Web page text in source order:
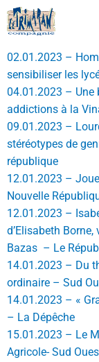
02.01.2023 –
sensibiliser les
04.01.2023 – Une
addictions à la
09.01.2023 –
stéréotypes de
république
12.01.2023 –
Nouvelle
12.01.2023 –
d’Elisabeth Borne,
Bazas – Le
14.01.2023 – Du
ordinaire – Sud
14.01.2023 – «
– La Dépêche
15.01.2023 – Le
Agricole- Sud